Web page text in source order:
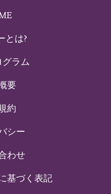
とは?
ラム
要
約
シー
わせ
基づく表記